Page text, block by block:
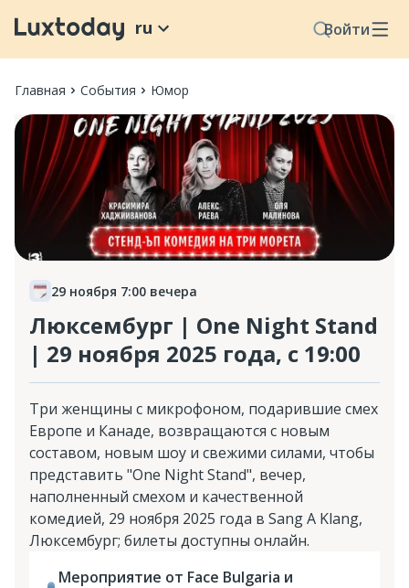
Войти
ru
Главная События Юмор
29 ноября 7:00 вечера
Люксембург | One Night Stand
| 29 ноября 2025 года, с 19:00
Три женщины с микрофоном, подарившие смех
Европе и Канаде, возвращаются с новым
составом, новым шоу и свежими силами, чтобы
представить "One Night Stand", вечер,
наполненный смехом и качественной
комедией, 29 ноября 2025 года в Sang A Klang,
Люксембург; билеты доступны онлайн.
Мероприятие от Face Bulgaria и